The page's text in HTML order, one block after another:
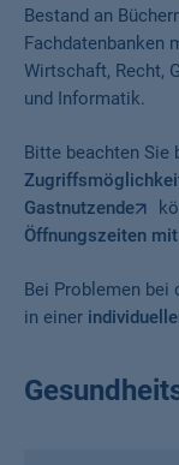
Bestand an
Fachdatenbanken
Wirtschaft, Recht,
und Informatik.
Bitte beachten Sie
Gastnutzende
Öffnungszeiten
Bei Problemen bei
in einer